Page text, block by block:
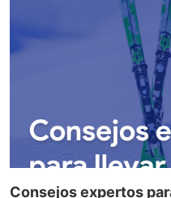
Consejos expertos